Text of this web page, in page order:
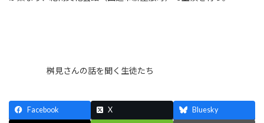
桝見さんの話を聞く生徒たち
Facebook X Bluesky